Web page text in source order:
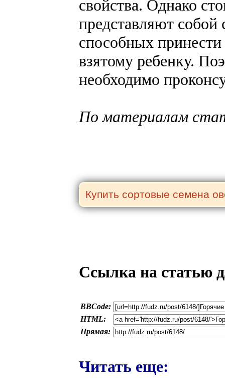
свойства. Однако
представляют
способных принести
взятому ребенку.
необходимо
По материалам
Ссылка на статью
BBCode:
HTML:
Прямая:
Читать еще: